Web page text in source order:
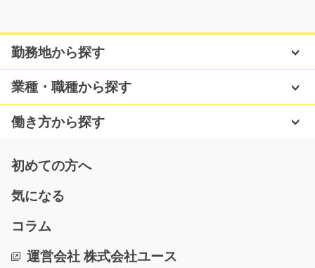
【未経験の方も安心】≪業務詳細≫リーチフォークで常
温、冷蔵倉庫のピッキ…
長期（3ヶ月以上）
時給1300円～
埼玉県川越市
商業施設での受付や館内の案内業務/y01_00702
未経験の方大歓迎◇高時給！長期安定！社員登要制度有
◇入館受付・チケット…
長期（3ヶ月以上）
勤務地から探す
業種・職種から探す
働き方から探す
初めての方へ
気になる
コラム
運営会社 株式会社ユース